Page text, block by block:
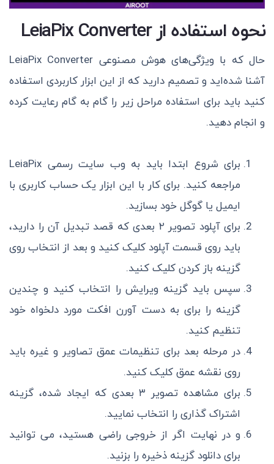
نحوه استفاده از LeiaPix Converter
حال که با ویژگی‌های هوش مصنوعی LeiaPix Converter
آشنا شده‌اید و تصمیم دارید که از این ابزار کاربردی استفاده
کنید باید برای استفاده مراحل زیر را گام به گام رعایت کرده
و انجام دهید.
برای شروع ابتدا باید به وب سایت رسمی LeiaPix
مراجعه کنید. برای کار با این ابزار یک حساب کاربری با
ایمیل یا گوگل خود بسازید.
برای آپلود تصویر ۲ بعدی که قصد تبدیل آن را دارید،
باید روی قسمت آپلود کلیک کنید و بعد از انتخاب روی
گزینه باز کردن کلیک کنید.
سپس باید گزینه ویرایش را انتخاب کنید و چندین
گزینه را برای به دست آورن افکت مورد دلخواه خود
تنظیم کنید.
در مرحله بعد برای تنظیمات عمق تصاویر و غیره باید
روی نقشه عمق کلیک کنید.
برای مشاهده تصویر ۳ بعدی که ایجاد شده، گزینه
اشتراک گذاری را انتخاب نمایید.
و در نهایت اگر از خروجی راضی هستید، می توانید
برای دانلود گزینه ذخیره را بزنید.